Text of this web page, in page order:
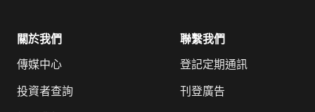
關於我們
傳媒中心
投資者查詢
聯繫我們
登記定期通訊
刊登廣告